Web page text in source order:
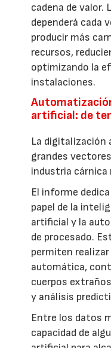
cadena de valor.
dependerá cada
producir más
recursos,
optimizando la
instalaciones.
artificial: de
La digitalización
grandes
industria cárnica
El informe
papel de la
artificial y la
de procesado.
permiten
automática,
cuerpos
y análisis
Entre los datos
capacidad de